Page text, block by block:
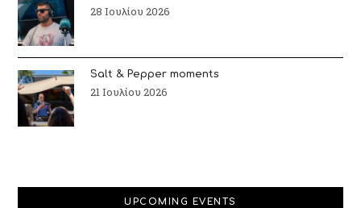
28 Ιουλίου 2026
Salt & Pepper moments
21 Ιουλίου 2026
UPCOMING EVENTS